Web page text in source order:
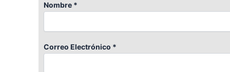
Nombre *
Correo Electrónico *